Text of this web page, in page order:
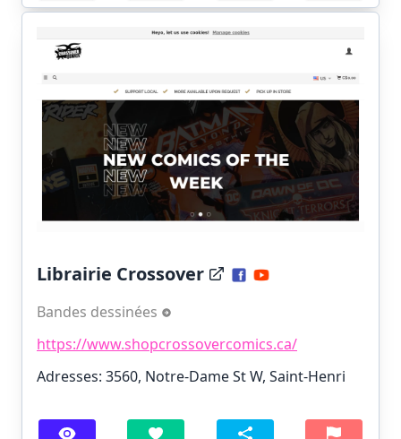
Librairie Crossover
Bandes dessinées
https://www.shopcrossovercomics.ca/
Adresses: 3560, Notre-Dame St W, Saint-Henri